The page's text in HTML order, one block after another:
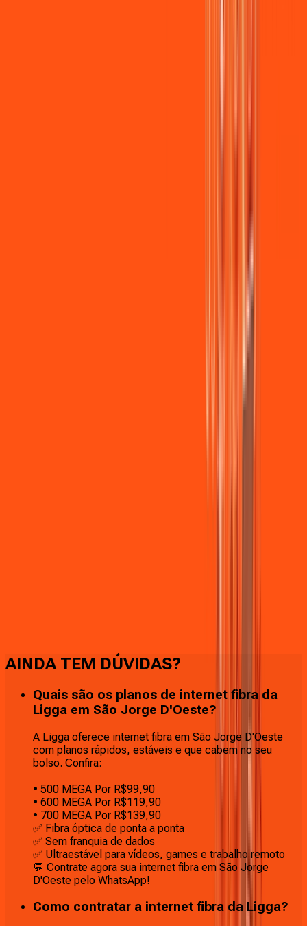
Jogue online com estabilidade, velocidade e sem lag
AINDA TEM DÚVIDAS?
Quais são os planos de internet fibra da
Ligga em São Jorge D'Oeste?
A Ligga oferece internet fibra em São Jorge D'Oeste
com planos rápidos, estáveis e que cabem no seu
bolso. Confira:
• 500 MEGA Por R$99,90
• 600 MEGA Por R$119,90
• 700 MEGA Por R$139,90
✅ Fibra óptica de ponta a ponta
✅ Sem franquia de dados
✅ Ultraestável para vídeos, games e trabalho remoto
💬 Contrate agora sua internet fibra em São Jorge
D'Oeste pelo WhatsApp!
Como contratar a internet fibra da Ligga?